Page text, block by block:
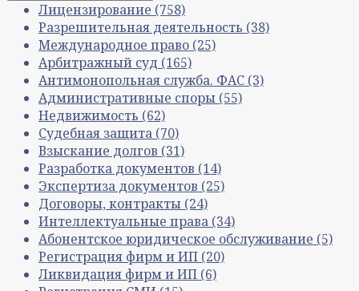
Лицензирование (758)
Разрешительная деятельность (38)
Международное право (25)
Арбитражный суд (165)
Антимонопольная служба. ФАС (3)
Административные споры (55)
Недвижимость (62)
Судебная защита (70)
Взыскание долгов (31)
Разработка документов (14)
Экспертиза документов (25)
Договоры, контракты (24)
Интеллектуальные права (34)
Абонентское юридическое обслуживание (5)
Регистрация фирм и ИП (20)
Ликвидация фирм и ИП (6)